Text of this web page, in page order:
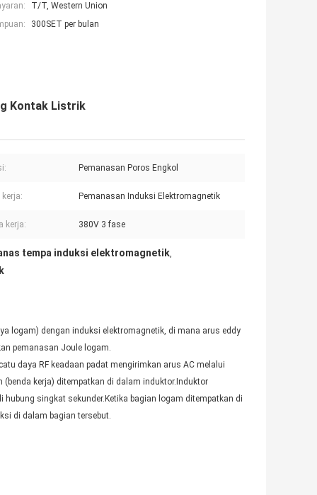
T/T, Western Union
300SET per bulan
Kontak Listrik
Pemanasan Poros Engkol
kerja: Pemanasan Induksi Elektromagnetik
kerja: 380V 3 fase
tempa induksi elektromagnetik,
logam) dengan induksi elektromagnetik, di mana arus eddy
pemanasan Joule logam.
daya RF keadaan padat mengirimkan arus AC melalui
kerja) ditempatkan di dalam induktor.Induktor
singkat sekunder.Ketika bagian logam ditempatkan di
di dalam bagian tersebut.